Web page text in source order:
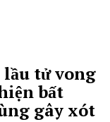
tử vong
bất
gây xót